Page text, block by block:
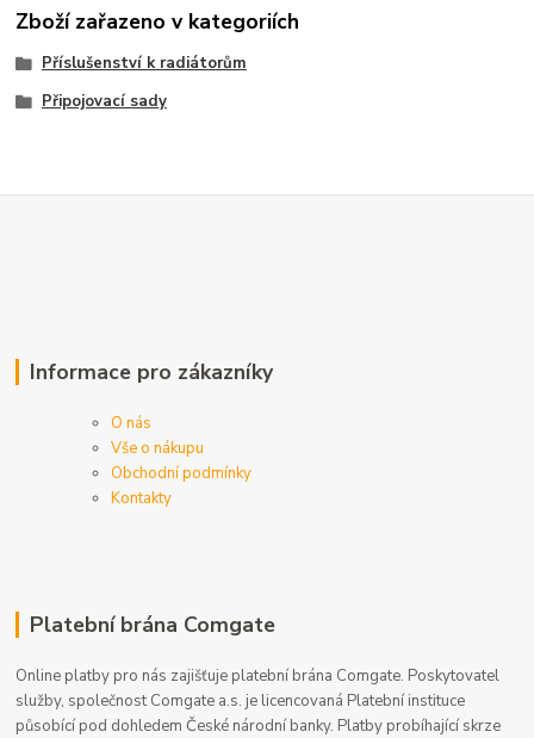
Zboží zařazeno v kategoriích
Příslušenství k radiátorům
Připojovací sady
Informace pro zákazníky
O nás
Vše o nákupu
Obchodní podmínky
Kontakty
Platební brána Comgate
Online platby pro nás zajišťuje platební brána Comgate. Poskytovatel
služby, společnost Comgate a.s. je licencovaná Platební instituce
působící pod dohledem České národní banky. Platby probíhající skrze